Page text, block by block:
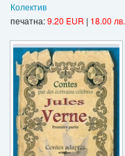
Колектив
печатна:9.20 EUR | 18.00 лв.